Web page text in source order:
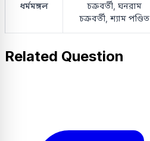
ধর্মমঙ্গল
চক্রবর্তী, ঘনরাম
চক্রবর্তী, শ্যাম পণ্ডিত
Related Question